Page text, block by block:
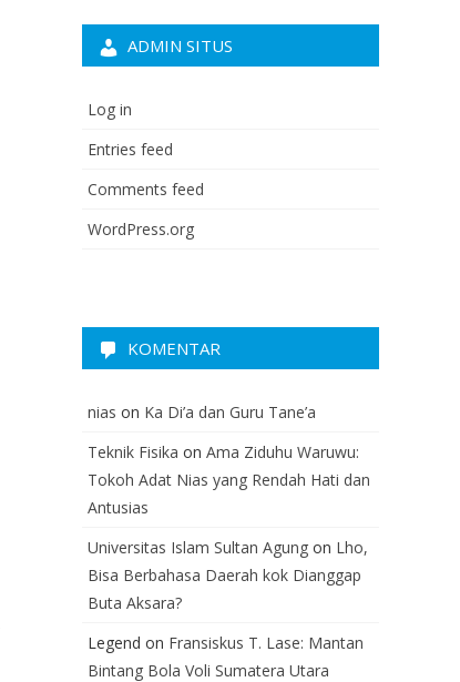
ADMIN SITUS
Log in
Entries feed
Comments feed
WordPress.org
KOMENTAR
nias on Ka Di’a dan Guru Tane’a
Teknik Fisika on Ama Ziduhu Waruwu:
Tokoh Adat Nias yang Rendah Hati dan
Antusias
Universitas Islam Sultan Agung on Lho,
Bisa Berbahasa Daerah kok Dianggap
Buta Aksara?
Legend on Fransiskus T. Lase: Mantan
Bintang Bola Voli Sumatera Utara